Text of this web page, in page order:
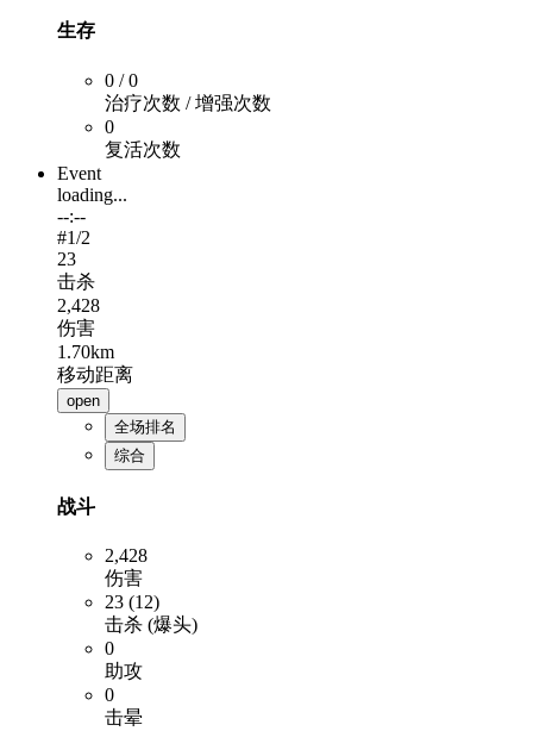
生存
0 / 0
治疗次数 / 增强次数
0
复活次数
Event
loading...
--:--
#1/2
23
击杀
2,428
伤害
1.70km
移动距离
open
全场排名
综合
战斗
2,428
伤害
23 (12)
击杀 (爆头)
0
助攻
0
击晕